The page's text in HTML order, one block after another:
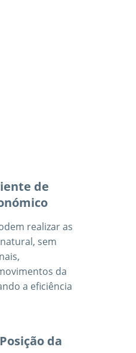
de
realizar as
sem
da
a eficiência
da